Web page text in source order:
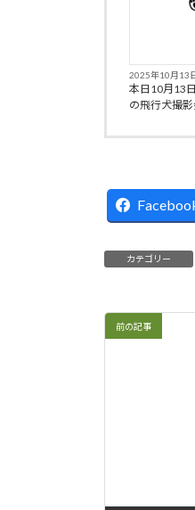
2025年10月13
本日10月13
の飛行犬撮
カテゴリー
前の記事